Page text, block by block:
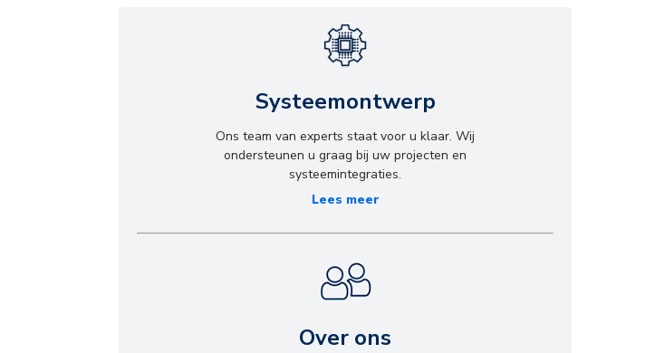
Systeemontwerp
Ons team van experts staat voor u klaar. Wij
ondersteunen u graag bij uw projecten en
systeemintegraties.
Lees meer
Over ons